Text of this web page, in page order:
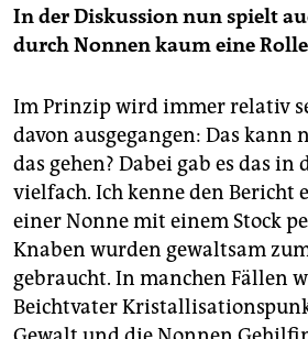
In der Diskussion nun spielt
durch Nonnen kaum eine
Im Prinzip wird immer relativ
davon ausgegangen: Das kann
das gehen? Dabei gab es das in
vielfach. Ich kenne den Bericht
einer Nonne mit einem Stock
Knaben wurden gewaltsam
gebraucht. In manchen Fällen
Beichtvater